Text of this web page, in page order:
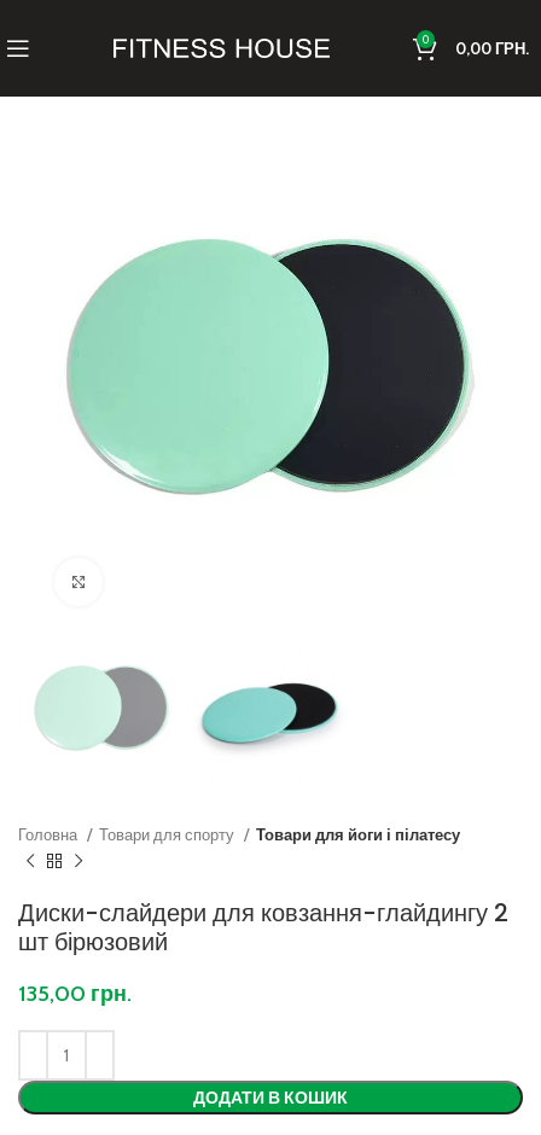
0 0,00ГРН.
Головна Товари для спорту Товари для йоги і пілатесу
Диски-слайдери для ковзання-глайдингу 2
шт бірюзовий
135,00 грн.
ДОДАТИ В КОШИК